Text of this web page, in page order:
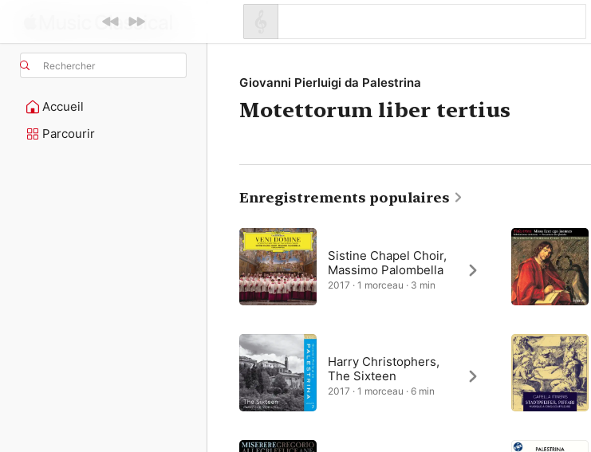
Rechercher
Accueil
Parcourir
Giovanni Pierluigi da Palestrina
Motettorum liber tertius
Enregistrements populaires
Sistine Chapel Choir,
Massimo Palombella
2017 · 1 morceau · 3 min
Harry Christophers,
The Sixteen
2017 · 1 morceau · 6 min